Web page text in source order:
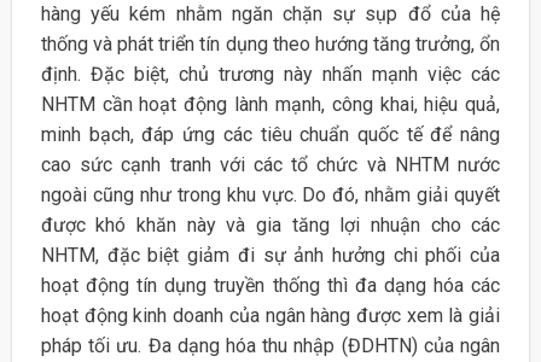
hàng yếu kém nhằm ngăn chặn sự sụp đổ của hệ
thống và phát triển tín dụng theo hướng tăng trưởng, ổn
định. Đặc biệt, chủ trương này nhấn mạnh việc các
NHTM cần hoạt động lành mạnh, công khai, hiệu quả,
minh bạch, đáp ứng các tiêu chuẩn quốc tế để nâng
cao sức cạnh tranh với các tổ chức và NHTM nước
ngoài cũng như trong khu vực. Do đó, nhằm giải quyết
được khó khăn này và gia tăng lợi nhuận cho các
NHTM, đặc biệt giảm đi sự ảnh hưởng chi phối của
hoạt động tín dụng truyền thống thì đa dạng hóa các
hoạt động kinh doanh của ngân hàng được xem là giải
pháp tối ưu. Đa dạng hóa thu nhập (ĐDHTN) của ngân